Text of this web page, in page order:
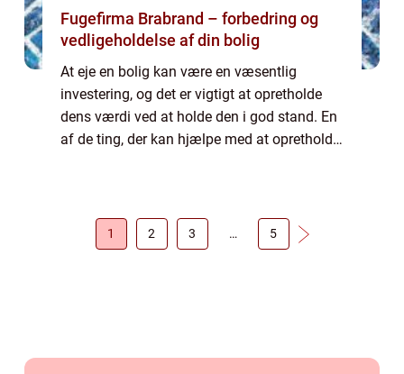
Fugefirma Brabrand – forbedring og
vedligeholdelse af din bolig
At eje en bolig kan være en væsentlig
investering, og det er vigtigt at opretholde
dens værdi ved at holde den i god stand. En
af de ting, der kan hjælpe med at opretholde
1 2 3 … 5